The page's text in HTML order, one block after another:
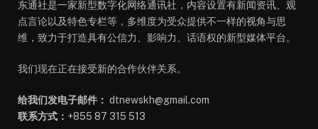
东通社是一家新型数字化网络通讯社，内容设置有新闻资讯、观
点言论以及特色专栏等，多维度为受众提供不一样的视角与思
维，致力于打造具有公信力、影响力、话语权的新型媒体平台。
我们现在正在接受新的合作伙伴关系。
给我们发电子邮件： dtnewskh@gmail.com
联系方式： +855 87 315 513